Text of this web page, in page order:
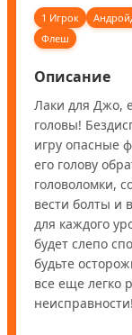
1 Игрок
Флеш
Описание
Лаки для Джо,
головы!
игру опасные
его голову
головоломки,
вести болты и
для каждого
будет слепо
будьте
все еще легко
неисправности!